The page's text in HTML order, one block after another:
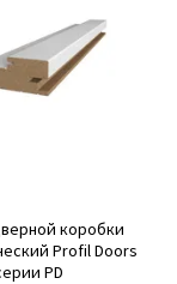
коробки
Profil Doors
PD